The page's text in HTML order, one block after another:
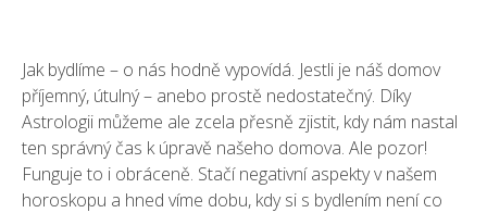
Jak bydlíme – o nás hodně vypovídá. Jestli je náš domov
příjemný, útulný – anebo prostě nedostatečný. Díky
Astrologii můžeme ale zcela přesně zjistit, kdy nám nastal
ten správný čas k úpravě našeho domova. Ale pozor!
Funguje to i obráceně. Stačí negativní aspekty v našem
horoskopu a hned víme dobu, kdy si s bydlením není co